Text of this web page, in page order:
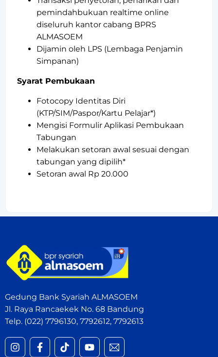
pemindahbukuan realtime online
diseluruh kantor cabang BPRS
ALMASOEM
Dijamin oleh LPS (Lembaga Penjamin
Simpanan)
Syarat Pembukaan
Fotocopy Identitas Diri
(KTP/SIM/Paspor/Kartu Pelajar*)
Mengisi Formulir Aplikasi Pembukaan
Tabungan
Melakukan setoran awal sesuai dengan
tabungan yang dipilih*
Setoran awal Rp 20.000
Gedung Bank Syariah ALMASOEM
Jl. Raya Rancaekek No. 68 Bandung
Telp. (022) 7796130, 7792612, 7792613